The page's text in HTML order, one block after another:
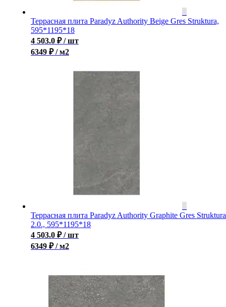
Террасная плита Paradyz Authority Beige Gres Struktura,
595*1195*18
4 503.0 ₽ / шт
6349 ₽ / м2
Террасная плита Paradyz Authority Graphite Gres Struktura
2.0., 595*1195*18
4 503.0 ₽ / шт
6349 ₽ / м2